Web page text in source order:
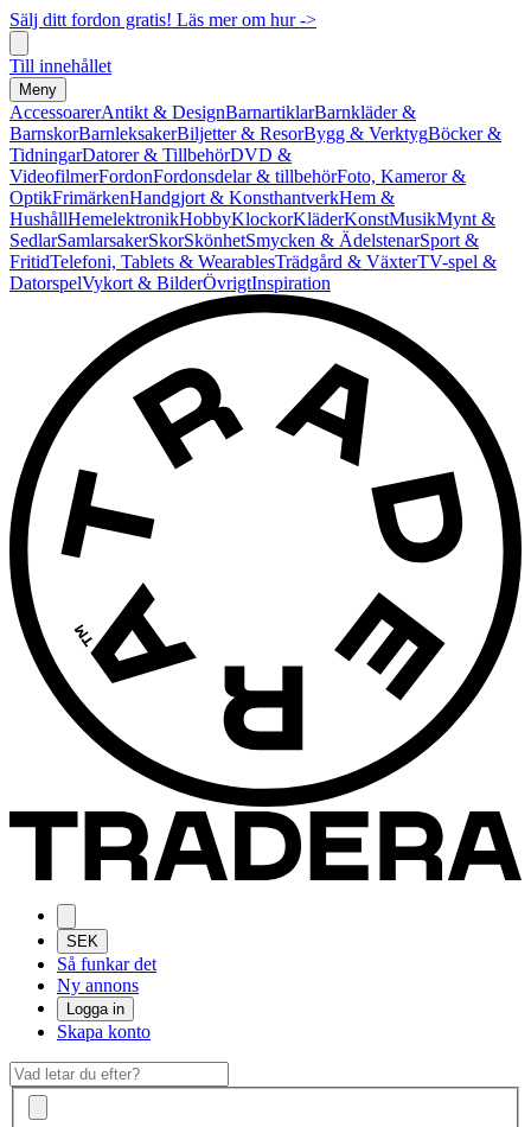
Sälj ditt fordon gratis! Läs mer om hur ->
Till innehållet
Meny
AccessoarerAntikt & DesignBarnartiklarBarnkläder &
BarnskorBarnleksakerBiljetter & ResorBygg & VerktygBöcker &
TidningarDatorer & TillbehörDVD &
VideofilmerFordonFordonsdelar & tillbehörFoto, Kameror &
OptikFrimärkenHandgjort & KonsthantverkHem &
HushållHemelektronikHobbyKlockorKläderKonstMusikMynt &
SedlarSamlarsakerSkorSkönhetSmycken & ÄdelstenarSport &
FritidTelefoni, Tablets & WearablesTrädgård & VäxterTV-spel &
DatorspelVykort & BilderÖvrigtInspiration
SEK
Så funkar det
Ny annons
Logga in
Skapa konto